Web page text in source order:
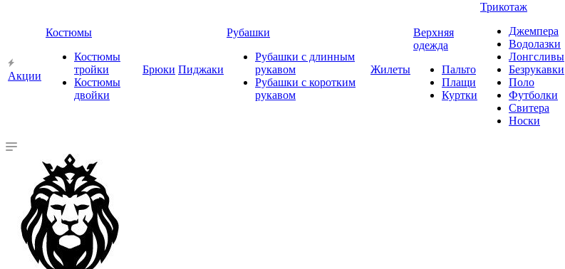
Акции
Костюмы
Костюмы
тройки
Костюмы
двойки
Брюки Пиджаки
Рубашки
Рубашки с длинным
рукавом
Рубашки с коротким
рукавом
Жилеты
Верхняя
одежда
Пальто
Плащи
Куртки
Трикотаж
Джемпера
Водолазки
Лонгсливы
Безрукавки
Поло
Футболки
Свитера
Носки